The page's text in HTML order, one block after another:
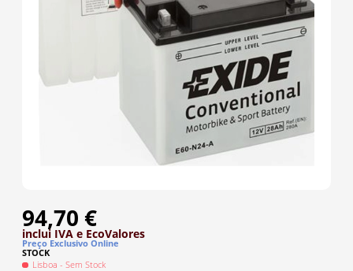
94,70 €
inclui IVA e EcoValores
Preço Exclusivo Online
STOCK
Lisboa - Sem Stock